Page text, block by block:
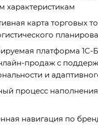
характеристикам
карта торговых
платформа 1С-
продаж с
и
процесс
навигация по